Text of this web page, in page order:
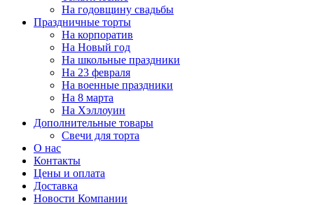
На годовщину свадьбы
Праздничные торты
На корпоратив
На Новый год
На школьные праздники
На 23 февраля
На военные праздники
На 8 марта
На Хэллоуин
Дополнительные товары
Свечи для торта
О нас
Контакты
Цены и оплата
Доставка
Новости Компании